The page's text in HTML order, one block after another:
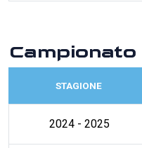
Campionato
STAGIONE
2024 - 2025